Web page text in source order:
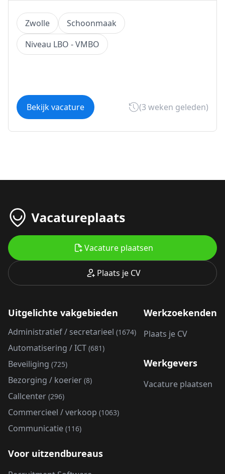
Zwolle
Schoonmaak
Niveau LBO - VMBO
Bekijk vacature (3 weken geleden)
Plaats je CV
Vacature plaatsen
Uitgelichte vakgebieden
Administratief / secretarieel (1674)
Automatisering / ICT (681)
Beveiliging (725)
Bezorging / koerier (8)
Callcenter (296)
Commercieel / verkoop (1063)
Communicatie (116)
Werkzoekenden
Plaats je CV
Werkgevers
Vacature plaatsen
Voor uitzendbureaus